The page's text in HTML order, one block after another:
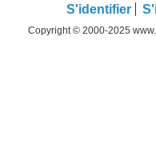
S'identifier
Copyright © 2000-2025